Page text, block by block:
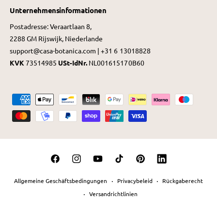
Unternehmensinformationen
Postadresse: Veraartlaan 8,
2288 GM Rijswijk, Niederlande
support@casa-botanica.com | +31 6 13018828
KVK73514985 USt-IdNr. NL001615170B60
a
l
Allgemeine Geschäftsbedingungen Privacybeleid
Rückgaberecht
Versandrichtlinien
F
I
n
Y
u
T
k
P
i
L